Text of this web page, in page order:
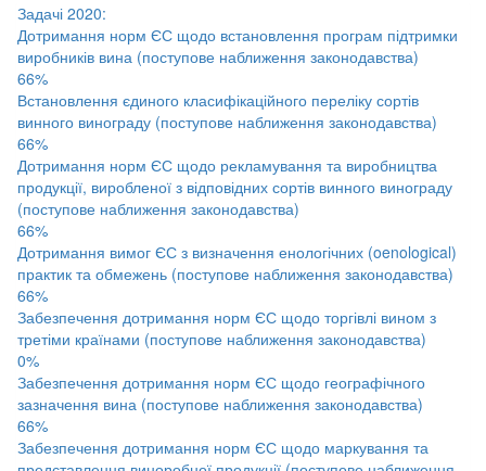
Задачі 2020:
Дотримання норм ЄС щодо встановлення програм підтримки
виробників вина (поступове наближення законодавства)
66%
Встановлення єдиного класифікаційного переліку сортів
винного винограду (поступове наближення законодавства)
66%
Дотримання норм ЄС щодо рекламування та виробництва
продукції, виробленої з відповідних сортів винного винограду
(поступове наближення законодавства)
66%
Дотримання вимог ЄС з визначення енологічних (oenological)
практик та обмежень (поступове наближення законодавства)
66%
Забезпечення дотримання норм ЄС щодо торгівлі вином з
третіми країнами (поступове наближення законодавства)
0%
Забезпечення дотримання норм ЄС щодо географічного
зазначення вина (поступове наближення законодавства)
66%
Забезпечення дотримання норм ЄС щодо маркування та